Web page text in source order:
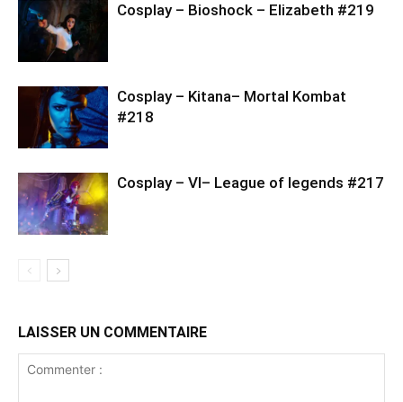
Cosplay – Bioshock – Elizabeth #219
Cosplay – Kitana– Mortal Kombat
#218
Cosplay – VI– League of legends #217
LAISSER UN COMMENTAIRE